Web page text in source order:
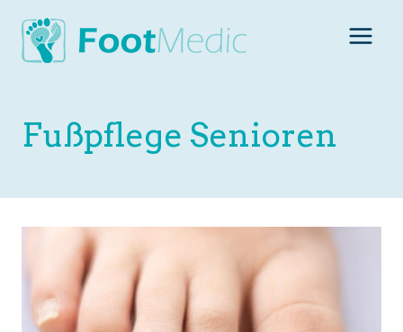
Inhalt
springen
Fußpflege Senioren